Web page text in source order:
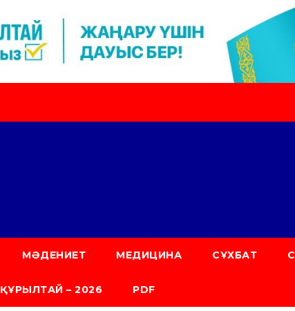
МӘДЕНИЕТ МЕДИЦИНА СҰХБАТ
ҚҰРЫЛТАЙ – 2026 PDF